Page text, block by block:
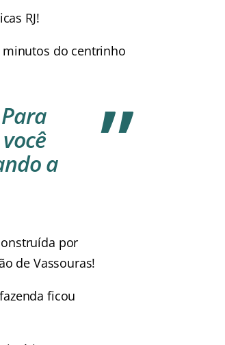
RJ!
minutos do centrinho
a
por
de Vassouras!
ficou